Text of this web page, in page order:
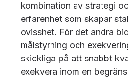
kombination av strategi
erfarenhet som skapar
ovisshet. För det andra
målstyrning och
skickliga på att snabbt
exekvera inom en